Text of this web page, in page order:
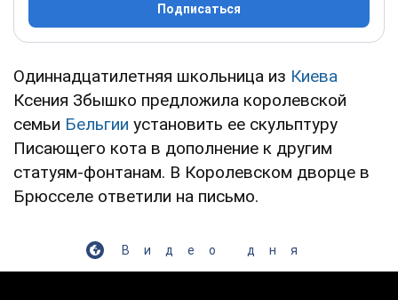
Подписаться
Одиннадцатилетняя школьница из Киева
Ксения Збышко предложила королевской
семьи Бельгии установить ее скульптуру
Писающего кота в дополнение к другим
статуям-фонтанам. В Королевском дворце в
Брюсселе ответили на письмо.
Видео дня